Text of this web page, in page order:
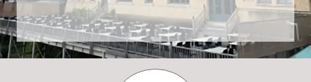
ご不便をおかけしますが、何卒よろしくお願い
いたします。
翌日より通常営業いたします。